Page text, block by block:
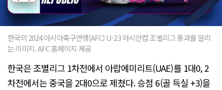
한국의 2024 아시아축구연맹(AFC) U-23 아시안컵 조별리그 통과를 알리
는 이미지. AFC 홈페이지 제공
한국은 조별리그 1차전에서 아랍에미리트(UAE)를 1대0, 2
차전에서는 중국을 2대0으로 제쳤다. 승점 6(골 득실 +3)을